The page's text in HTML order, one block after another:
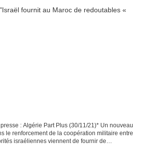
: Algérie Part Plus (30/11/21)* Un nouveau
le renforcement de la coopération militaire entre
israéliennes viennent de fournir de